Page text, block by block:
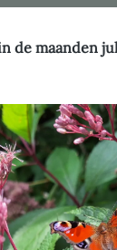
Filter
de maanden